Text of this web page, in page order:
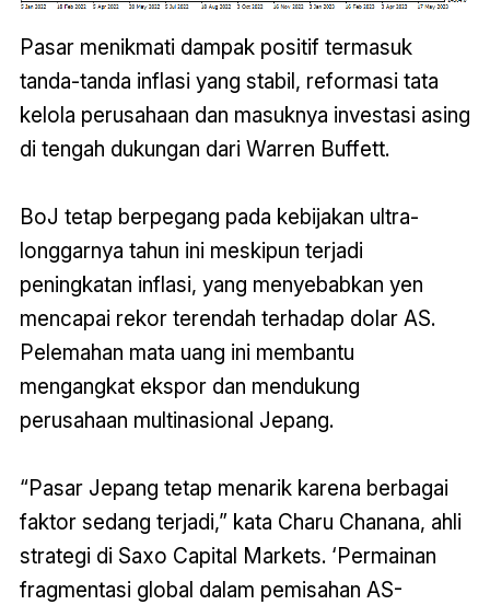
Pasar menikmati dampak positif termasuk
tanda-tanda inflasi yang stabil, reformasi tata
kelola perusahaan dan masuknya investasi asing
di tengah dukungan dari Warren Buffett.
BoJ tetap berpegang pada kebijakan ultra-
longgarnya tahun ini meskipun terjadi
peningkatan inflasi, yang menyebabkan yen
mencapai rekor terendah terhadap dolar AS.
Pelemahan mata uang ini membantu
mengangkat ekspor dan mendukung
perusahaan multinasional Jepang.
“Pasar Jepang tetap menarik karena berbagai
faktor sedang terjadi,” kata Charu Chanana, ahli
strategi di Saxo Capital Markets. ‘Permainan
fragmentasi global dalam pemisahan AS-